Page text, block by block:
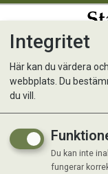
Visar 13 produkter
Integritet
Här kan du värdera
webbplats. Du
du vill.
Du kan inte
fungerar